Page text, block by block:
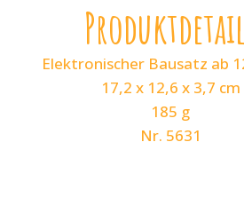
Elektronischer Bausatz ab
17,2 x 12,6 x 3,7 cm
185 g
Nr. 5631